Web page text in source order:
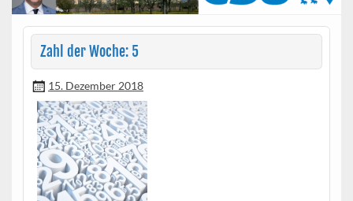
Zahl der Woche: 5
15. Dezember 2018